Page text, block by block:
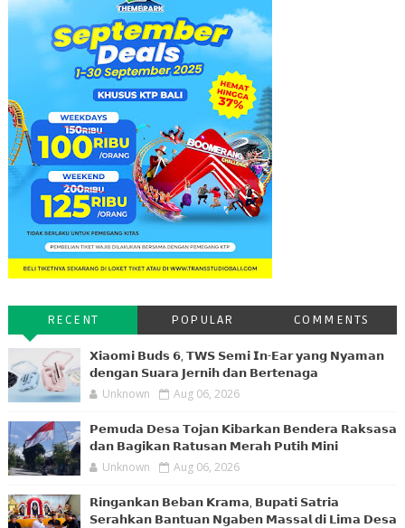
RECENT POPULAR COMMENTS
𝗫𝗶𝗮𝗼𝗺𝗶 𝗕𝘂𝗱𝘀 𝟲, 𝗧𝗪𝗦 𝗦𝗲𝗺𝗶 𝗜𝗻-𝗘𝗮𝗿 𝘆𝗮𝗻𝗴 𝗡𝘆𝗮𝗺𝗮𝗻
𝗱𝗲𝗻𝗴𝗮𝗻 𝗦𝘂𝗮𝗿𝗮 𝗝𝗲𝗿𝗻𝗶𝗵 𝗱𝗮𝗻 𝗕𝗲𝗿𝘁𝗲𝗻𝗮𝗴𝗮
Unknown Aug 06, 2026
𝗣𝗲𝗺𝘂𝗱𝗮 𝗗𝗲𝘀𝗮 𝗧𝗼𝗷𝗮𝗻 𝗞𝗶𝗯𝗮𝗿𝗸𝗮𝗻 𝗕𝗲𝗻𝗱𝗲𝗿𝗮 𝗥𝗮𝗸𝘀𝗮𝘀𝗮
𝗱𝗮𝗻 𝗕𝗮𝗴𝗶𝗸𝗮𝗻 𝗥𝗮𝘁𝘂𝘀𝗮𝗻 𝗠𝗲𝗿𝗮𝗵 𝗣𝘂𝘁𝗶𝗵 𝗠𝗶𝗻𝗶
Unknown Aug 06, 2026
𝗥𝗶𝗻𝗴𝗮𝗻𝗸𝗮𝗻 𝗕𝗲𝗯𝗮𝗻 𝗞𝗿𝗮𝗺𝗮, 𝗕𝘂𝗽𝗮𝘁𝗶 𝗦𝗮𝘁𝗿𝗶𝗮
𝗦𝗲𝗿𝗮𝗵𝗸𝗮𝗻 𝗕𝗮𝗻𝘁𝘂𝗮𝗻 𝗡𝗴𝗮𝗯𝗲𝗻 𝗠𝗮𝘀𝘀𝗮𝗹 𝗱𝗶 𝗟𝗶𝗺𝗮 𝗗𝗲𝘀𝗮